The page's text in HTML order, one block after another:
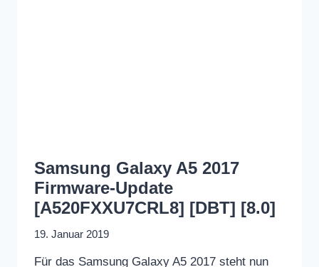
Samsung Galaxy A5 2017
Firmware-Update
[A520FXXU7CRL8] [DBT] [8.0]
19. Januar 2019
Für das Samsung Galaxy A5 2017 steht nun